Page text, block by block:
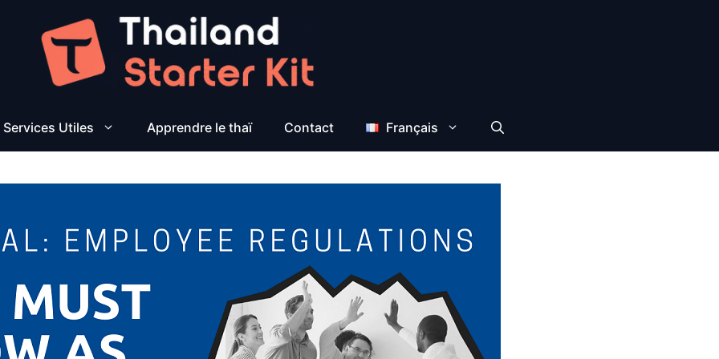
Services Utiles Apprendre le thaï Contact Français